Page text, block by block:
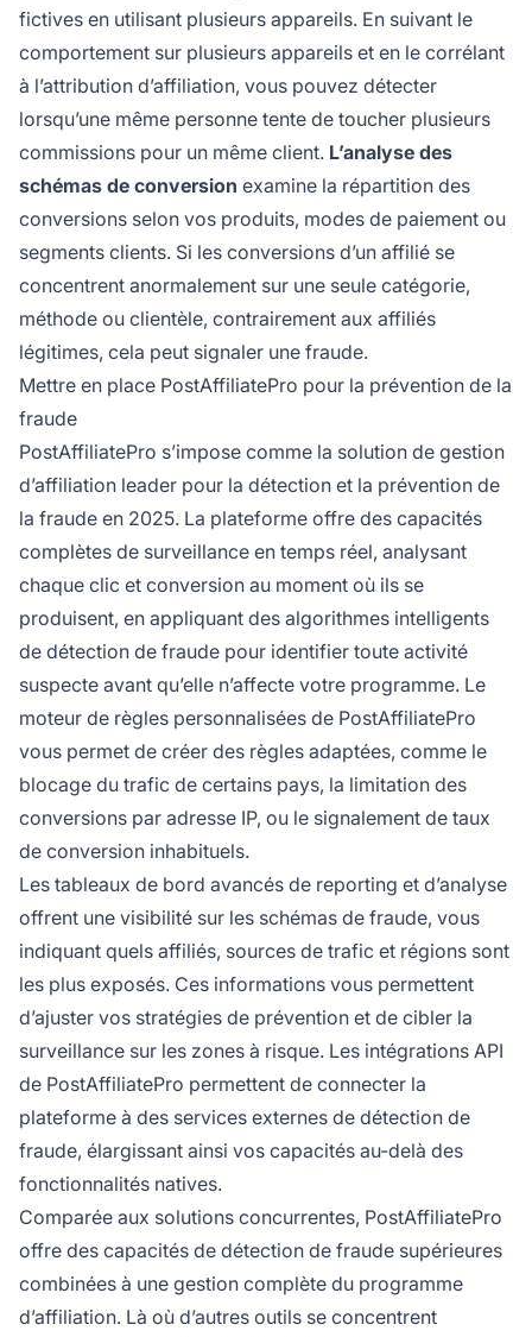
fictives en utilisant plusieurs appareils. En suivant le
comportement sur plusieurs appareils et en le corrélant
à l’attribution d’affiliation, vous pouvez détecter
lorsqu’une même personne tente de toucher plusieurs
commissions pour un même client. L’analyse des
schémas de conversion examine la répartition des
conversions selon vos produits, modes de paiement ou
segments clients. Si les conversions d’un affilié se
concentrent anormalement sur une seule catégorie,
méthode ou clientèle, contrairement aux affiliés
légitimes, cela peut signaler une fraude.
Mettre en place PostAffiliatePro pour la prévention de la
fraude
PostAffiliatePro s’impose comme la solution de gestion
d’affiliation leader pour la détection et la prévention de
la fraude en 2025. La plateforme offre des capacités
complètes de surveillance en temps réel, analysant
chaque clic et conversion au moment où ils se
produisent, en appliquant des algorithmes intelligents
de détection de fraude pour identifier toute activité
suspecte avant qu’elle n’affecte votre programme. Le
moteur de règles personnalisées de PostAffiliatePro
vous permet de créer des règles adaptées, comme le
blocage du trafic de certains pays, la limitation des
conversions par adresse IP, ou le signalement de taux
de conversion inhabituels.
Les tableaux de bord avancés de reporting et d’analyse
offrent une visibilité sur les schémas de fraude, vous
indiquant quels affiliés, sources de trafic et régions sont
les plus exposés. Ces informations vous permettent
d’ajuster vos stratégies de prévention et de cibler la
surveillance sur les zones à risque. Les intégrations API
de PostAffiliatePro permettent de connecter la
plateforme à des services externes de détection de
fraude, élargissant ainsi vos capacités au-delà des
fonctionnalités natives.
Comparée aux solutions concurrentes, PostAffiliatePro
offre des capacités de détection de fraude supérieures
combinées à une gestion complète du programme
d’affiliation. Là où d’autres outils se concentrent